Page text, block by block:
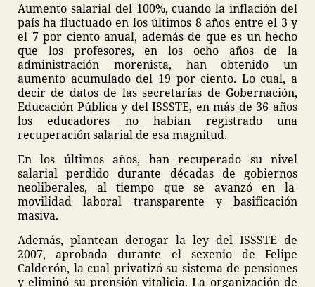
Aumento salarial del 100%, cuando la inflación del
país ha fluctuado en los últimos 8 años entre el 3 y
el 7 por ciento anual, además de que es un hecho
que los profesores, en los ocho años de la
administración morenista, han obtenido un
aumento acumulado del 19 por ciento. Lo cual, a
decir de datos de las secretarías de Gobernación,
Educación Pública y del ISSSTE, en más de 36 años
los educadores no habían registrado una
recuperación salarial de esa magnitud.
En los últimos años, han recuperado su nivel
salarial perdido durante décadas de gobiernos
neoliberales, al tiempo que se avanzó en la
movilidad laboral transparente y basificación
masiva.
Además, plantean derogar la ley del ISSSTE de
2007, aprobada durante el sexenio de Felipe
Calderón, la cual privatizó su sistema de pensiones
y eliminó su prensión vitalicia. La organización de